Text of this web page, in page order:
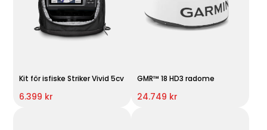
Kit för isfiske Striker Vivid 5cv
6.399 kr
GMR™ 18 HD3 radome
24.749 kr